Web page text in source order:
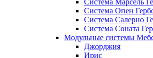
Система Опен
Система Салерно
Система Соната
Модульные системы
Джорджия
Ирис